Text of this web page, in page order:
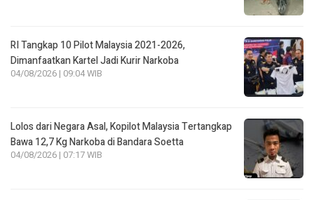
RI Tangkap 10 Pilot Malaysia 2021-2026,
Dimanfaatkan Kartel Jadi Kurir Narkoba
04/08/2026 | 09:04 WIB
Lolos dari Negara Asal, Kopilot Malaysia Tertangkap
Bawa 12,7 Kg Narkoba di Bandara Soetta
04/08/2026 | 07:17 WIB